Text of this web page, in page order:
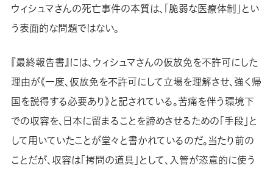
ウィシュマさんの死亡事件の本質は、「脆弱な医療体制」とい
う表面的な問題ではない。
『最終報告書』には、ウィシュマさんの仮放免を不許可にした
理由が《一度、仮放免を不許可にして立場を理解させ、強く帰
国を説得する必要あり》と記されている。苦痛を伴う環境下
での収容を、日本に留まることを諦めさせるための「手段」と
して用いていたことが堂々と書かれているのだ。当たり前の
ことだが、収容は「拷問の道具」として、入管が恣意的に使う